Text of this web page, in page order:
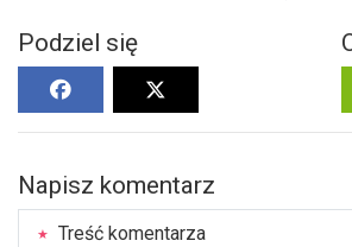
Podziel się
Napisz komentarz
Treść komentarza